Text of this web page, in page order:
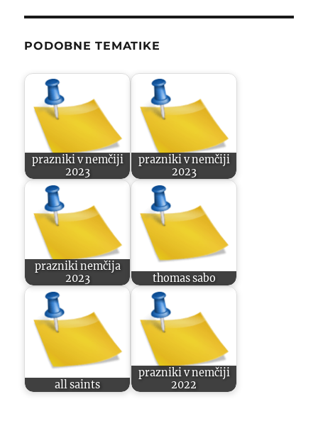
PODOBNE TEMATIKE
prazniki v nemčiji
2023
prazniki v nemčiji
2023
prazniki nemčija
2023
thomas sabo
all saints
prazniki v nemčiji
2022